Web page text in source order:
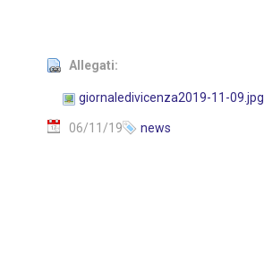
Allegati:
giornaledivicenza2019-11-09.jpg
06/11/19 news